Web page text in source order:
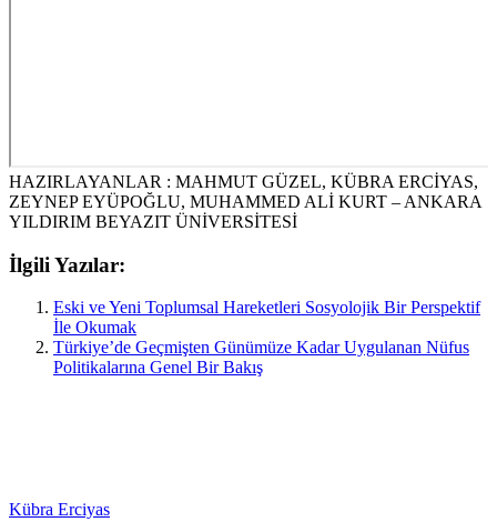
HAZIRLAYANLAR : MAHMUT GÜZEL, KÜBRA ERCİYAS,
ZEYNEP EYÜPOĞLU, MUHAMMED ALİ KURT – ANKARA
YILDIRIM BEYAZIT ÜNİVERSİTESİ
İlgili Yazılar:
Eski ve Yeni Toplumsal Hareketleri Sosyolojik Bir Perspektif
İle Okumak
Türkiye’de Geçmişten Günümüze Kadar Uygulanan Nüfus
Politikalarına Genel Bir Bakış
Kübra Erciyas